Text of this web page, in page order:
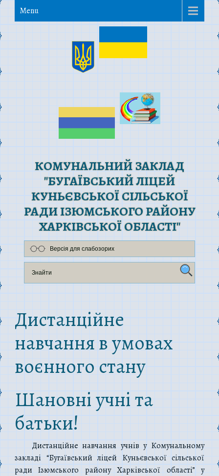
Menu
КОМУНАЛЬНИЙ ЗАКЛАД
"БУГАЇВСЬКИЙ ЛІЦЕЙ
КУНЬЄВСЬКОЇ СІЛЬСЬКОЇ
РАДИ ІЗЮМСЬКОГО РАЙОНУ
ХАРКІВСЬКОЇ ОБЛАСТІ"
Версія для слабозорих
Дистанційне
навчання в умовах
воєнного стану
Шановні учні та
батьки!
Дистанційне навчання учнів у Комунальному
закладі “Бугаївський ліцей Куньєвської сільської
ради Ізюмського району Харківської області” у